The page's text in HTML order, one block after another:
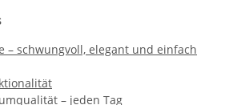
– schwungvoll, elegant und einfach
– jeden Tag